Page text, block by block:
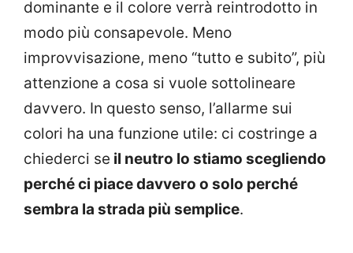
dominante e il colore verrà reintrodotto in
modo più consapevole. Meno
improvvisazione, meno “tutto e subito”, più
attenzione a cosa si vuole sottolineare
davvero. In questo senso, l’allarme sui
colori ha una funzione utile: ci costringe a
chiederci se il neutro lo stiamo scegliendo
perché ci piace davvero o solo perché
sembra la strada più semplice.